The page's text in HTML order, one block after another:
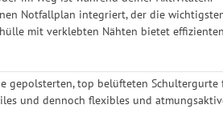
Notfallplan integriert, der die
mit verklebten Nähten bietet
gepolsterten, top belüfteten
und dennoch flexibles und